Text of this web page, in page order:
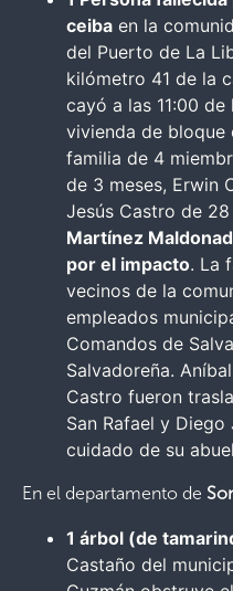
ceiba en la
del Puerto de La
kilómetro 41 de la
cayó a las 11:00
vivienda de bloque
familia de 4
de 3 meses, Erwin
Jesús Castro de
Martínez
por el impacto. La
vecinos de la
empleados
Comandos de
Salvadoreña.
Castro fueron
San Rafael y
cuidado de su
En el departamento de
1 árbol (de
Castaño del